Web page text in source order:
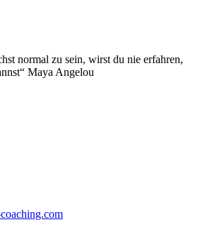
normal zu sein, wirst du nie erfahren,
Maya Angelou